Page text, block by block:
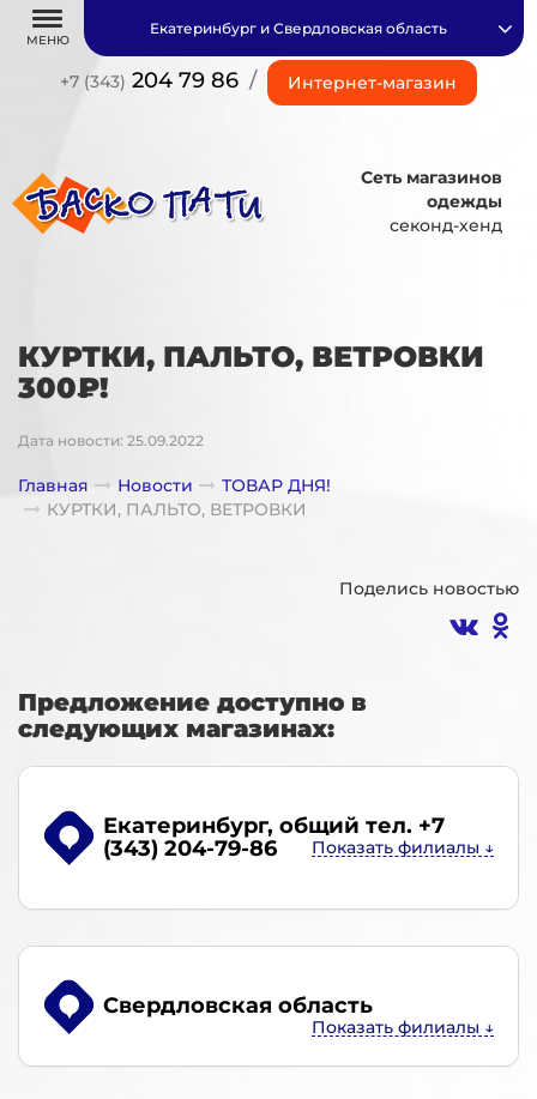
МЕНЮ
+7 (343) 204 79 86 / Интернет-магазин
Екатеринбург и Свердловская область
Сеть магазинов
одежды
секонд-хенд
КУРТКИ, ПАЛЬТО, ВЕТРОВКИ
300₽!
Дата новости: 25.09.2022
Главная Новости
ТОВАР ДНЯ!
КУРТКИ, ПАЛЬТО, ВЕТРОВКИ
Поделись новостью
Предложение доступно в
следующих магазинах:
Екатеринбург, общий тел. +7
(343) 204-79-86
Свердловская область